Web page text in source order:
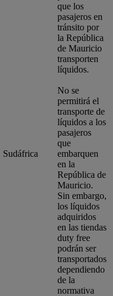
Sudáfrica
que los
pasajeros en
tránsito por
la República
de Mauricio
transporten
líquidos.
No se
permitirá el
transporte de
líquidos a los
pasajeros
que
embarquen
en la
República de
Mauricio.
Sin embargo,
los líquidos
adquiridos
en las tiendas
duty free
podrán ser
transportados
dependiendo
de la
normativa